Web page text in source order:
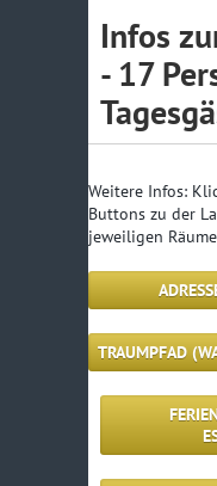
Infos
- 17
Weitere Infos:
Buttons zu der
jeweiligen
25,-€
Hund pro
pro Person/